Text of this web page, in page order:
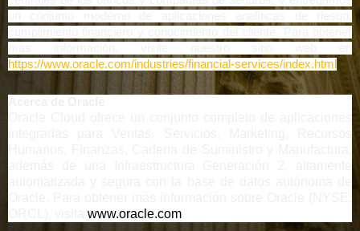
https://www.oracle.com/industries/financial-services/index.html
www.oracle.com